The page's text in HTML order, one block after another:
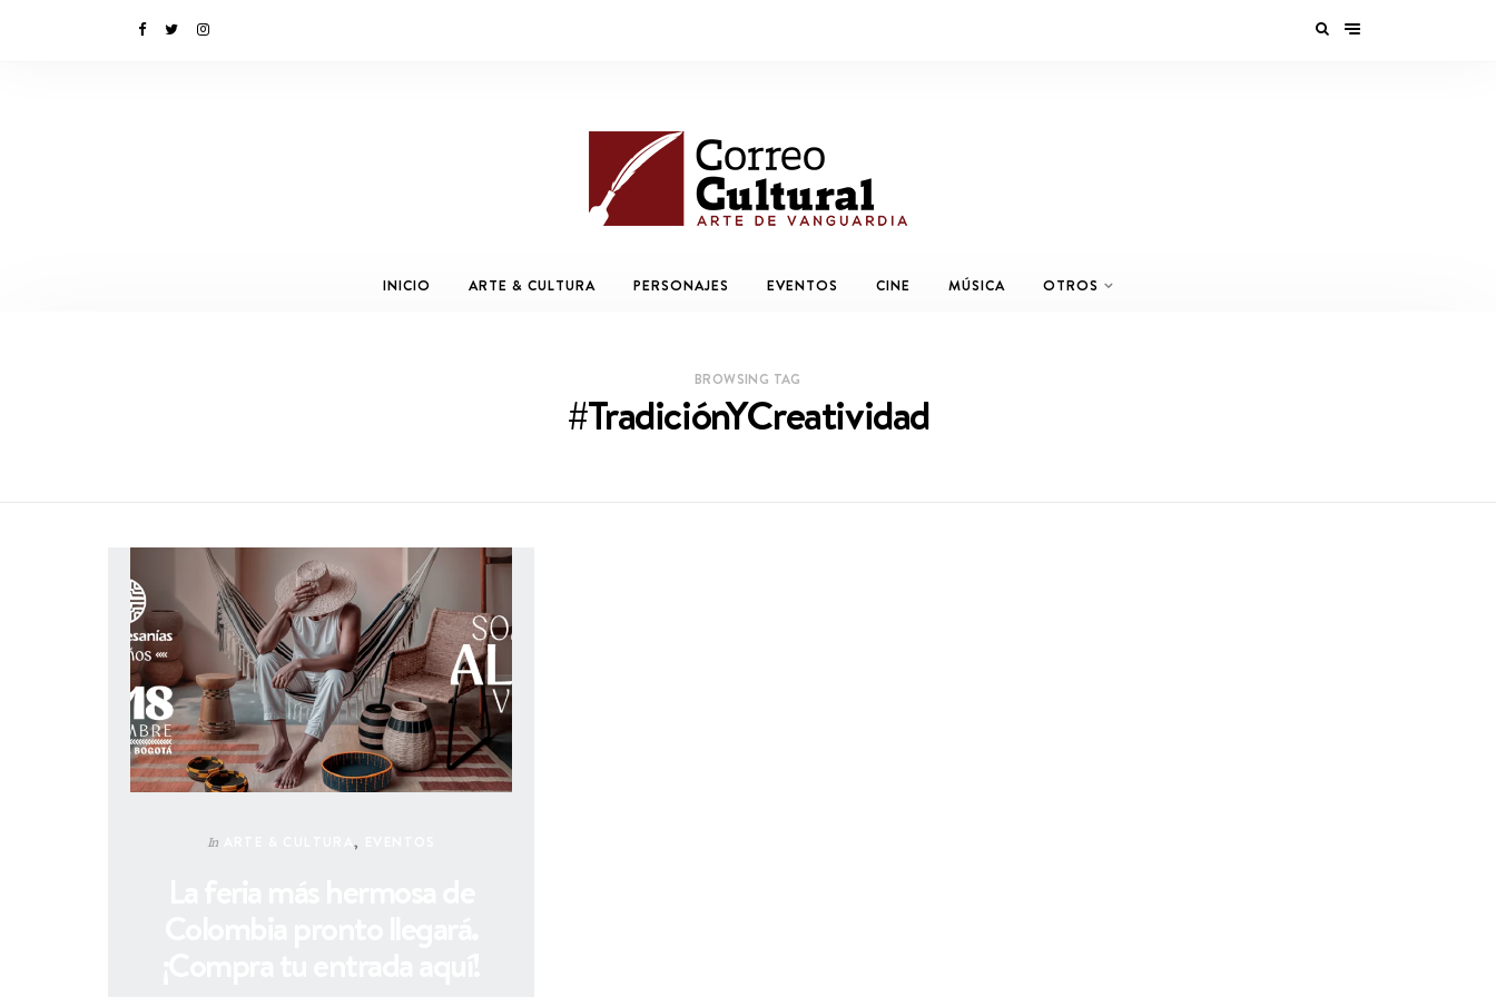
INICIO ARTE & CULTURA PERSONAJES EVENTOS CINE MÚSICA OTROS
BROWSING TAG
#TradiciónYCreatividad
In ARTE & CULTURA,